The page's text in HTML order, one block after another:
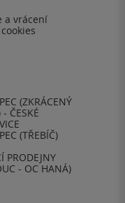
a vrácení
(ZKRÁCENÝ
- ČESKÉ
(TŘEBÍČ)
PRODEJNY
- OC HANÁ)